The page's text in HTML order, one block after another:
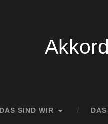
DAS SIND WIR